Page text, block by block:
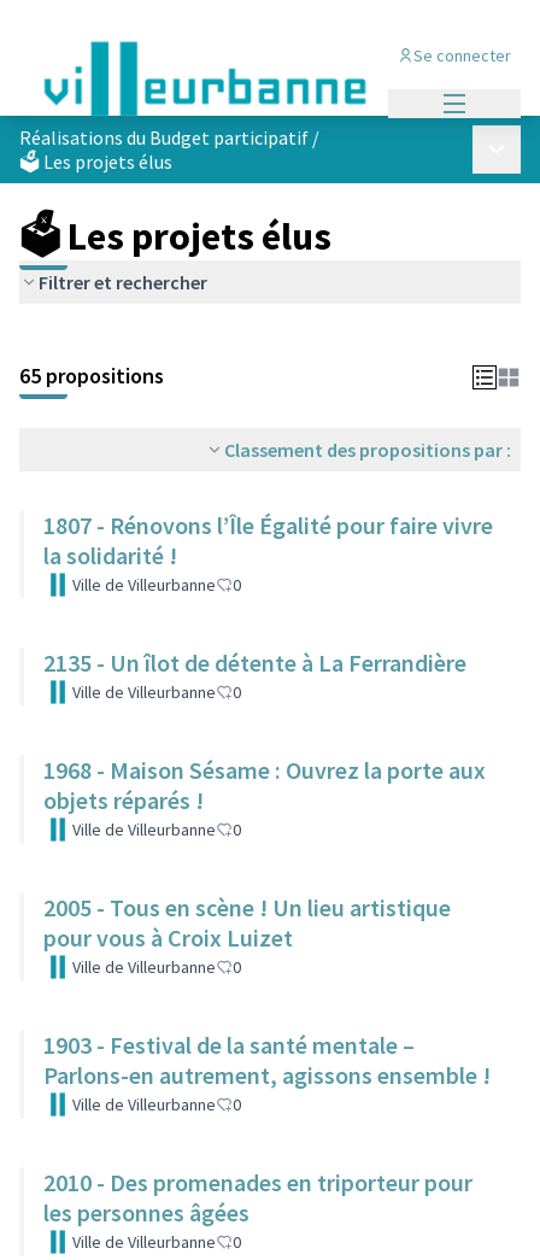
Se connecter
Réalisations du Budget participatif /
🗳️ Les projets élus
🗳️ Les projets élus
Filtrer et rechercher
+
−
65 propositions
Classement des propositions par :
1807 - Rénovons l’Île Égalité pour faire vivre
la solidarité !
Ville de Villeurbanne 0
2135 - Un îlot de détente à La Ferrandière
Ville de Villeurbanne 0
1968 - Maison Sésame : Ouvrez la porte aux
objets réparés !
Ville de Villeurbanne 0
2005 - Tous en scène ! Un lieu artistique
pour vous à Croix Luizet
Ville de Villeurbanne 0
1903 - Festival de la santé mentale –
Parlons-en autrement, agissons ensemble !
Ville de Villeurbanne 0
2010 - Des promenades en triporteur pour
les personnes âgées
Ville de Villeurbanne 0